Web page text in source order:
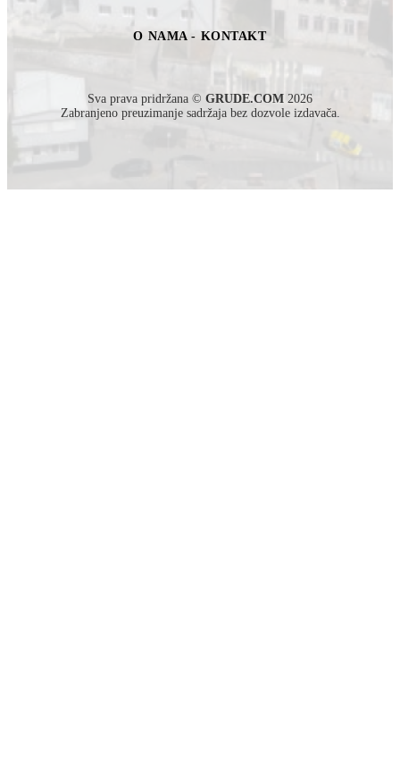
O NAMA - KONTAKT
Sva prava pridržana © GRUDE.COM 2026
Zabranjeno preuzimanje sadržaja bez dozvole izdavača.